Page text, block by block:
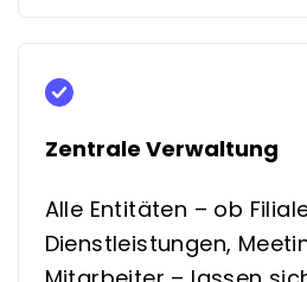
Zentrale Verwaltung
Alle Entitäten – ob
Dienstleistungen,